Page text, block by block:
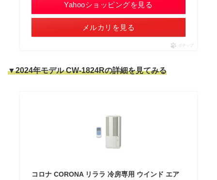
Yahooショッピングを見る
メルカリを見る
ポチップ
▼2024年モデル CW-1824Rの詳細を見てみる
コロナ CORONA リララ 冷房専用 ウインド エア